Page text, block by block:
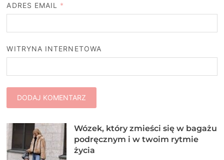
ADRES EMAIL *
WITRYNA INTERNETOWA
Wózek, który zmieści się w bagażu
podręcznym i w twoim rytmie
życia